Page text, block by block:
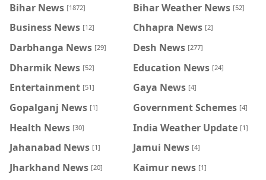
Bihar News [1872] Bihar Weather News [52]
Business News [12] Chhapra News [2]
Darbhanga News [29] Desh News [277]
Dharmik News [52] Education News [24]
Entertainment [51] Gaya News [4]
Gopalganj News [1] Government Schemes [4]
Health News [30] India Weather Update [1]
Jahanabad News [1] Jamui News [4]
Jharkhand News [20] Kaimur news [1]